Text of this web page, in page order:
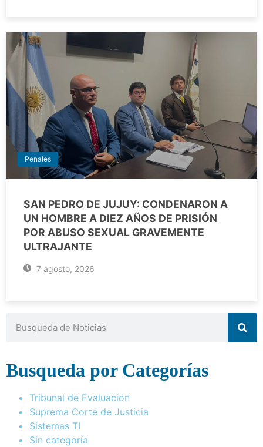
Penales
SAN PEDRO DE JUJUY: CONDENARON A
UN HOMBRE A DIEZ AÑOS DE PRISIÓN
POR ABUSO SEXUAL GRAVEMENTE
ULTRAJANTE
7 agosto, 2026
Busqueda por Categorías
Tribunal de Evaluación
Suprema Corte de Justicia
Sistemas TI
Sin categoría